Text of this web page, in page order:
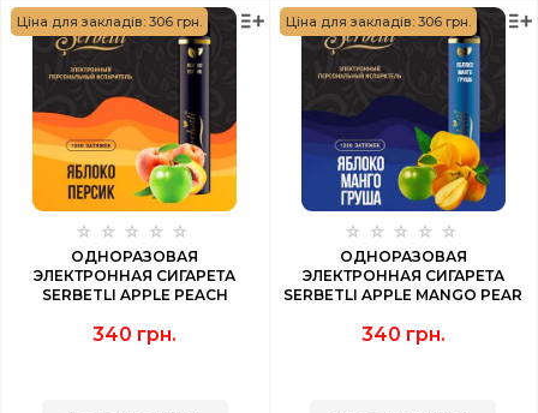
Ціна для закладів: 306 грн.
ОДНОРАЗОВАЯ
ЭЛЕКТРОННАЯ СИГАРЕТА
SERBETLI APPLE PEACH
340 грн.
Ціна для закладів: 306 грн.
ОДНОРАЗОВАЯ
ЭЛЕКТРОННАЯ СИГАРЕТА
SERBETLI APPLE MANGO PEAR
PUFF
340 грн.